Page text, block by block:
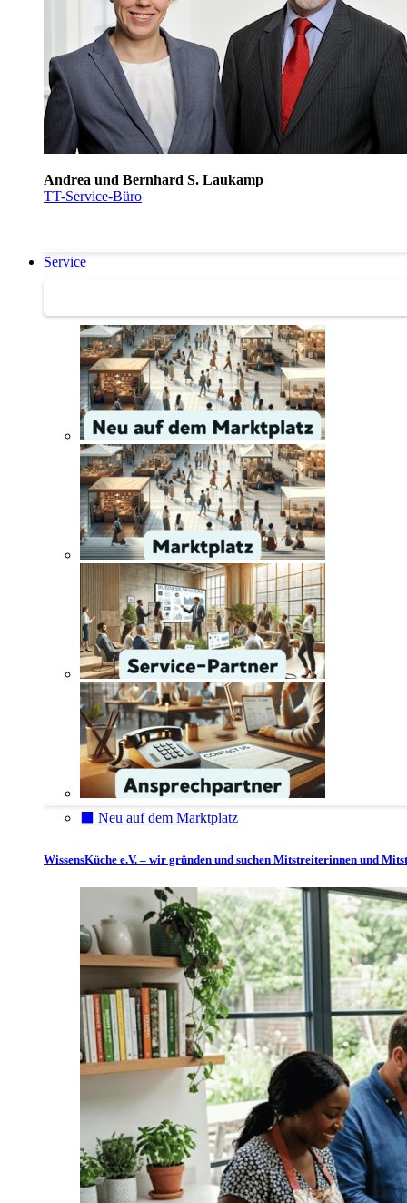
Andrea und Bernhard S. Laukamp
TT-Service-Büro
Service
⬛️ Neu auf dem Marktplatz
WissensKüche e.V. – wir gründen und suchen Mitstreiterinnen und